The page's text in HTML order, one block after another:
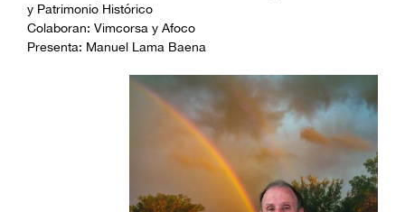
y Patrimonio Histórico
Colaboran: Vimcorsa y Afoco
Presenta: Manuel Lama Baena